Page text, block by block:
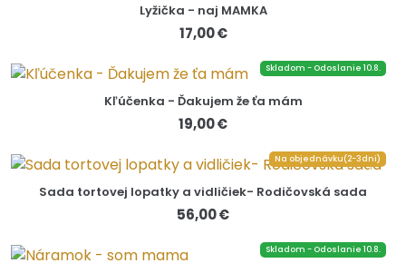
Lyžička - naj MAMKA
17,00 €
Skladom - Odoslanie 10.8.
Kľúčenka - Ďakujem že ťa mám
19,00 €
Na objednávku(2-3dni)
Sada tortovej lopatky a vidličiek- Rodičovská sada
56,00 €
Skladom - Odoslanie 10.8.